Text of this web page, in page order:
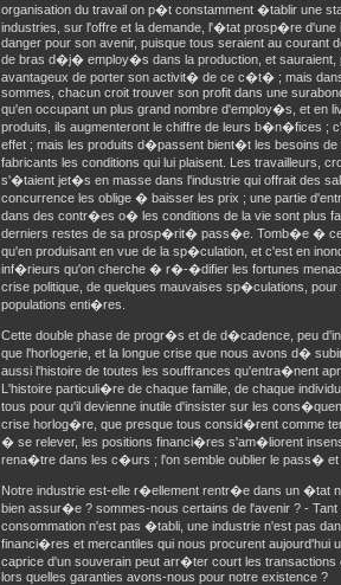
organisation du travail on p�t constamment �tablir une
industries, sur l'offre et la demande, l'�tat prosp�re
danger pour son avenir, puisque tous seraient au courant
de bras d�j� employ�s dans la production, et
avantageux de porter son activit� de ce c�t� ; mais
sommes, chacun croit trouver son profit dans une
qu'en occupant un plus grand nombre d'employ�s, et en
produits, ils augmenteront le chiffre de leurs b�n�fices ;
effet ; mais les produits d�passent bient�t les besoins de
fabricants les conditions qui lui plaisent. Les travailleurs,
s'�taient jet�s en masse dans l'industrie qui offrait des
concurrence les oblige � baisser les prix ; une partie
dans des contr�es o� les conditions de la vie sont plus
derniers restes de sa prosp�rit� pass�e. Tomb�e � ce
qu'en produisant en vue de la sp�culation, et c'est en
inf�rieurs qu'on cherche � r�-�difier les fortunes
crise politique, de quelques mauvaises sp�culations,
populations enti�res.
Cette double phase de progr�s et de d�cadence, peu
que l'horlogerie, et la longue crise que nous avons d�
aussi l'histoire de toutes les souffrances qu'entra�nent
L'histoire particuli�re de chaque famille, de chaque
tous pour qu'il devienne inutile d'insister sur les
crise horlog�re, que presque tous consid�rent comme
� se relever, les positions financi�res s'am�liorent
rena�tre dans les c�urs ; l'on semble oublier le pass� et
Notre industrie est-elle r�ellement rentr�e dans un �tat
bien assur�e ? sommes-nous certains de l'avenir ? -
consommation n'est pas �tabli, une industrie n'est pas
financi�res et mercantiles qui nous procurent aujourd'hui
caprice d'un souverain peut arr�ter court les
lors quelles garanties avons-nous pour notre existence ?